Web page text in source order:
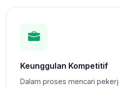
Keunggulan Kompetitif
Dalam proses mencari